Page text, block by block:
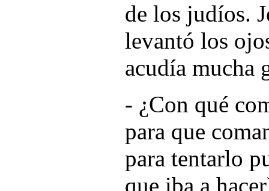
de los judíos.
levantó los
acudía mucha
- ¿Con qué
para que
para tentarlo
que iba a